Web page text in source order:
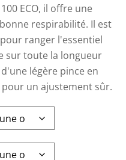
ECO, il offre une
respirabilité. Il est
ranger l'essentiel
sur toute la longueur
légère pince en
un ajustement sûr.